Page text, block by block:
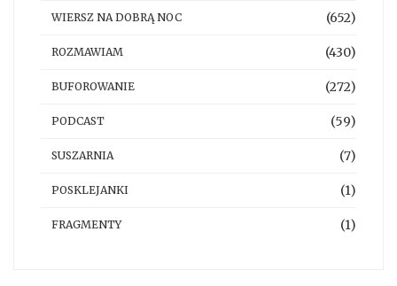
WIERSZ NA DOBRĄ NOC (652)
ROZMAWIAM (430)
BUFOROWANIE (272)
PODCAST (59)
SUSZARNIA (7)
POSKLEJANKI (1)
FRAGMENTY (1)